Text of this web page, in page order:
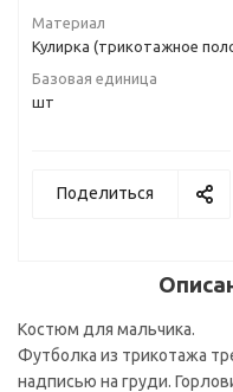
Материал
Кулирка (трикотажное
Базовая единица
шт
Поделиться
Костюм для мальчика.
Футболка из трикотажа
надписью на груди.